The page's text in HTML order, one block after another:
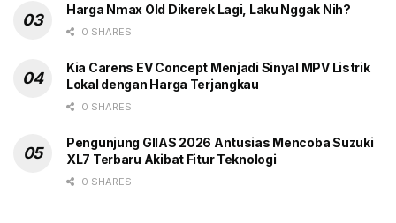
Harga Nmax Old Dikerek Lagi, Laku Nggak Nih?
0 SHARES
Kia Carens EV Concept Menjadi Sinyal MPV Listrik
Lokal dengan Harga Terjangkau
0 SHARES
Pengunjung GIIAS 2026 Antusias Mencoba Suzuki
XL7 Terbaru Akibat Fitur Teknologi
0 SHARES